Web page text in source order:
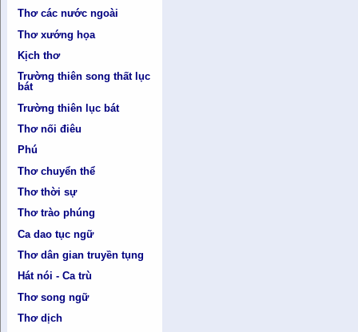
Thơ các nước ngoài
Thơ xướng họa
Kịch thơ
Trường thiên song thất lục
bát
Trường thiên lục bát
Thơ nối điêu
Phú
Thơ chuyển thể
Thơ thời sự
Thơ trào phúng
Ca dao tục ngữ
Thơ dân gian truyền tụng
Hát nói - Ca trù
Thơ song ngữ
Thơ dịch